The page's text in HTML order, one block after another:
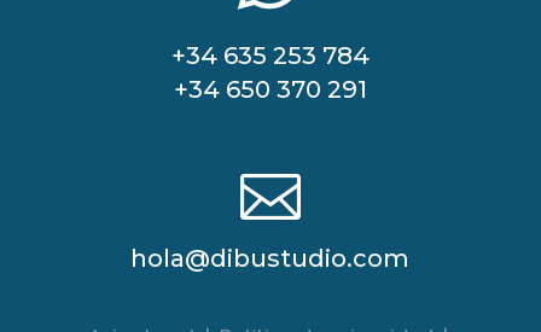
+34 635 253 784
+34 650 370 291

hola@dibustudio.com